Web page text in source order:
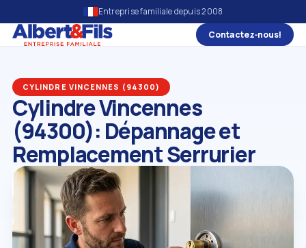
Entreprise familiale depuis 2008
Contactez‑nous!
CYLINDRE VINCENNES (94300)
Cylindre Vincennes
(94300): Dépannage et
Remplacement Serrurier